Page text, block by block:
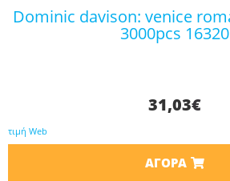
dominic davison: venice romance puzzle 2d
3000pcs 16320
31,03€
τιμή Web
ΑΓΟΡΆ